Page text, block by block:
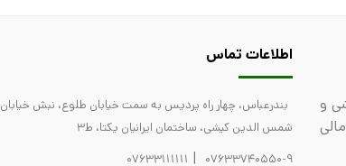
و
اطلاعات تماس
بندرعباس، چهار راه پردیس به سمت خیابان طلوع، نبش خیابان
شمس الدین کیشی، ساختمان ایرانیان یکتا، ط3
07633740550-9
|
07633111111